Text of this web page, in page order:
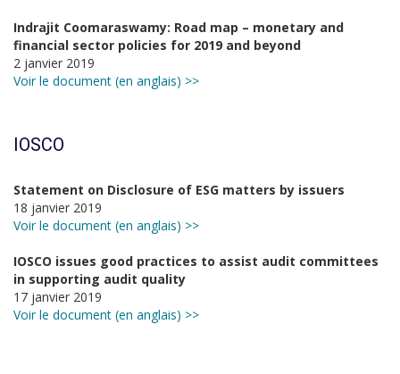
Indrajit Coomaraswamy: Road map – monetary and
financial sector policies for 2019 and beyond
2 janvier 2019
Voir le document (en anglais) >>
IOSCO
Statement on Disclosure of ESG matters by issuers
18 janvier 2019
Voir le document (en anglais) >>
IOSCO issues good practices to assist audit committees
in supporting audit quality
17 janvier 2019
Voir le document (en anglais) >>